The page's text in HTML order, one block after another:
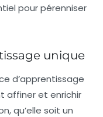
pour pérenniser
unique
d’apprentissage
affiner et enrichir
qu’elle soit un